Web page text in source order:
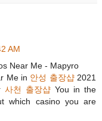
AM
Near Me - Mapyro
Me in 안성 출장샵2021
사천 출장샵 You in the
which casino you are